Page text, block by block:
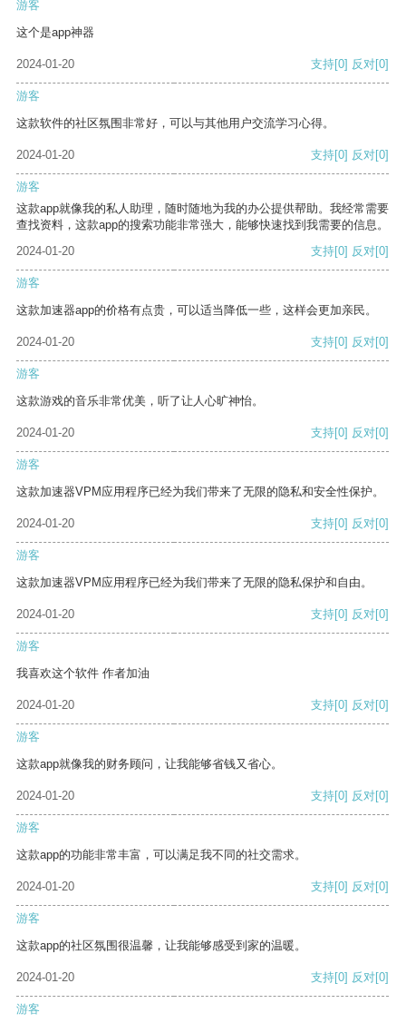
游客
这个是app神器
2024-01-20 支持[0] 反对[0]
游客
这款软件的社区氛围非常好，可以与其他用户交流学习心得。
2024-01-20 支持[0] 反对[0]
游客
这款app就像我的私人助理，随时随地为我的办公提供帮助。我经常需要
查找资料，这款app的搜索功能非常强大，能够快速找到我需要的信息。
2024-01-20
支持[0] 反对[0]
游客
这款加速器app的价格有点贵，可以适当降低一些，这样会更加亲民。
2024-01-20 支持[0] 反对[0]
游客
这款游戏的音乐非常优美，听了让人心旷神怡。
2024-01-20 支持[0] 反对[0]
游客
这款加速器VPM应用程序已经为我们带来了无限的隐私和安全性保护。
2024-01-20 支持[0] 反对[0]
游客
这款加速器VPM应用程序已经为我们带来了无限的隐私保护和自由。
2024-01-20 支持[0] 反对[0]
游客
我喜欢这个软件 作者加油
2024-01-20 支持[0] 反对[0]
游客
这款app就像我的财务顾问，让我能够省钱又省心。
2024-01-20 支持[0] 反对[0]
游客
这款app的功能非常丰富，可以满足我不同的社交需求。
2024-01-20 支持[0] 反对[0]
游客
这款app的社区氛围很温馨，让我能够感受到家的温暖。
2024-01-20 支持[0] 反对[0]
游客